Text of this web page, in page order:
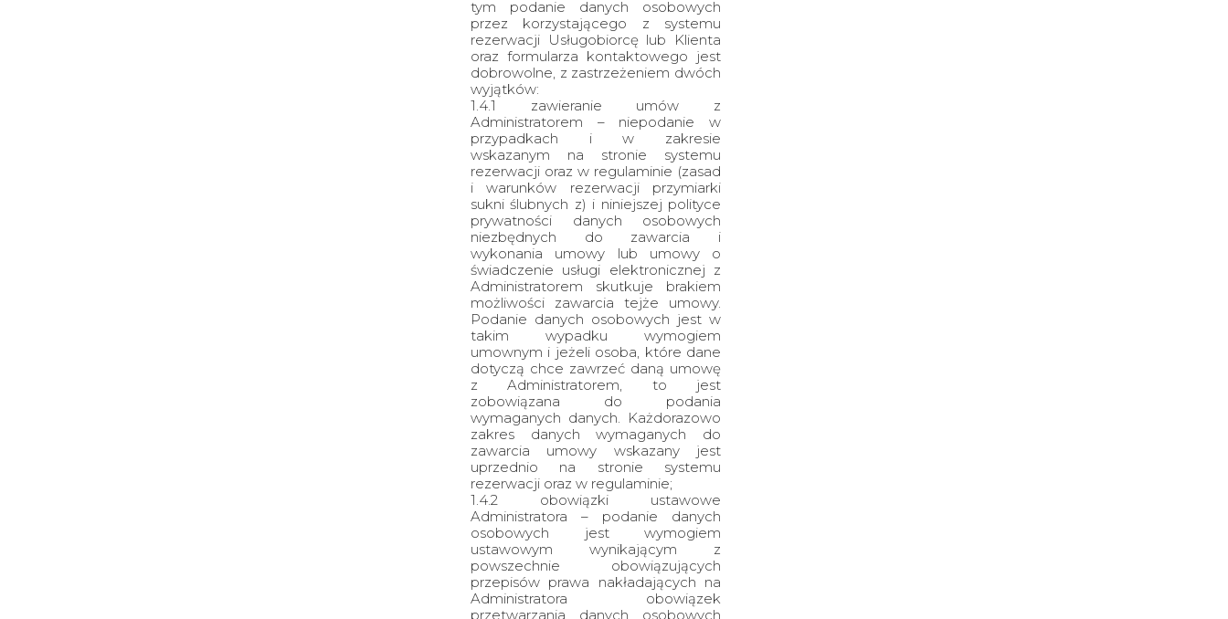
tym podanie danych osobowych
przez korzystającego z systemu
rezerwacji Usługobiorcę lub Klienta
oraz formularza kontaktowego jest
dobrowolne, z zastrzeżeniem dwóch
wyjątków:
1.4.1 zawieranie umów z
Administratorem – niepodanie w
przypadkach i w zakresie
wskazanym na stronie systemu
rezerwacji oraz w regulaminie (zasad
i warunków rezerwacji przymiarki
sukni ślubnych z) i niniejszej polityce
prywatności danych osobowych
niezbędnych do zawarcia i
wykonania umowy lub umowy o
świadczenie usługi elektronicznej z
Administratorem skutkuje brakiem
możliwości zawarcia tejże umowy.
Podanie danych osobowych jest w
takim wypadku wymogiem
umownym i jeżeli osoba, które dane
dotyczą chce zawrzeć daną umowę
z Administratorem, to jest
zobowiązana do podania
wymaganych danych. Każdorazowo
zakres danych wymaganych do
zawarcia umowy wskazany jest
uprzednio na stronie systemu
rezerwacji oraz w regulaminie;
1.4.2 obowiązki ustawowe
Administratora – podanie danych
osobowych jest wymogiem
ustawowym wynikającym z
powszechnie obowiązujących
przepisów prawa nakładających na
Administratora obowiązek
przetwarzania danych osobowych